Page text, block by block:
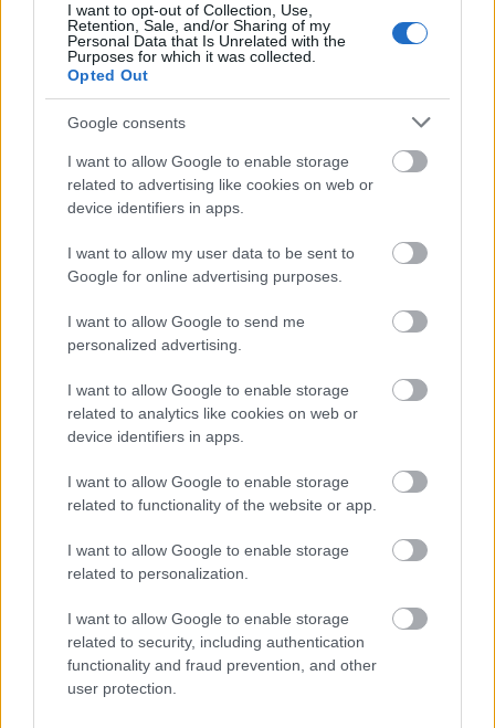
I want to opt-out of Collection, Use,
Retention, Sale, and/or Sharing of my
Personal Data that Is Unrelated with the
Purposes for which it was collected.
Opted Out
Google consents
I want to allow Google to enable storage
related to advertising like cookies on web or
device identifiers in apps.
I want to allow my user data to be sent to
Google for online advertising purposes.
I want to allow Google to send me
personalized advertising.
I want to allow Google to enable storage
related to analytics like cookies on web or
device identifiers in apps.
I want to allow Google to enable storage
related to functionality of the website or app.
I want to allow Google to enable storage
related to personalization.
I want to allow Google to enable storage
related to security, including authentication
functionality and fraud prevention, and other
user protection.
A Mai Manó Ház február 9-ig
meghosszabbítja
történetének legsikeresebb...
A Frida Kahlo fotógyűjteménye című kiállításunkat,
melyet már több mint 20 ezer látogató tekintett
meg, a nagy sikerre való tekintettel 2025. február
9-ig meghosszabbítottuk. Ez a kiállítás egyébként...
2025 / 01 / 19 Tovább
Előző oldal Következő oldal
Aktuális kiállításaink